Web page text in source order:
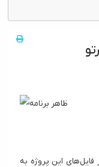
فایل‌های این پروژه به